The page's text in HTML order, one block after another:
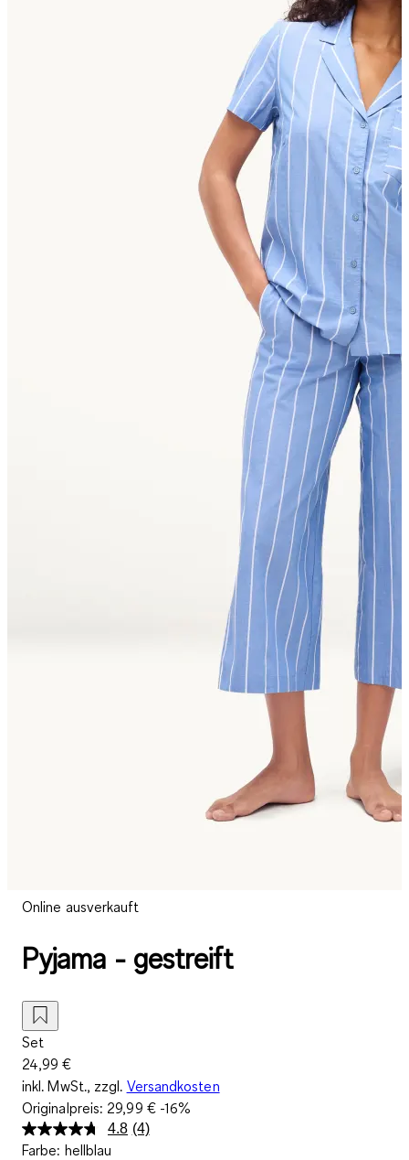
Online ausverkauft
Pyjama - gestreift
Set
24,99 €
inkl. MwSt., zzgl. Versandkosten
Originalpreis: 29,99 €-16%
4.8 4
(4)
Farbe: hellblau